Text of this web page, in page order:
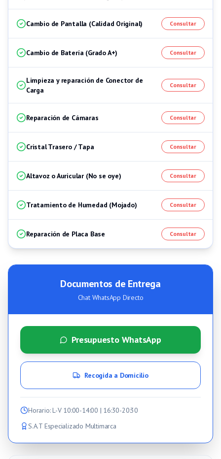
Cambio de Pantalla (Calidad Original) Consultar
Cambio de Batería (Grado A+) Consultar
Limpieza y reparación de Conector de
Carga
Consultar
Reparación de Cámaras Consultar
Cristal Trasero / Tapa Consultar
Altavoz o Auricular (No se oye) Consultar
Tratamiento de Humedad (Mojado) Consultar
Reparación de Placa Base Consultar
Documentos de Entrega
Chat WhatsApp Directo
Presupuesto WhatsApp
Recogida a Domicilio
Horario: L-V 10:00-14:00 | 16:30-20:30
S.A.T Especializado Multimarca